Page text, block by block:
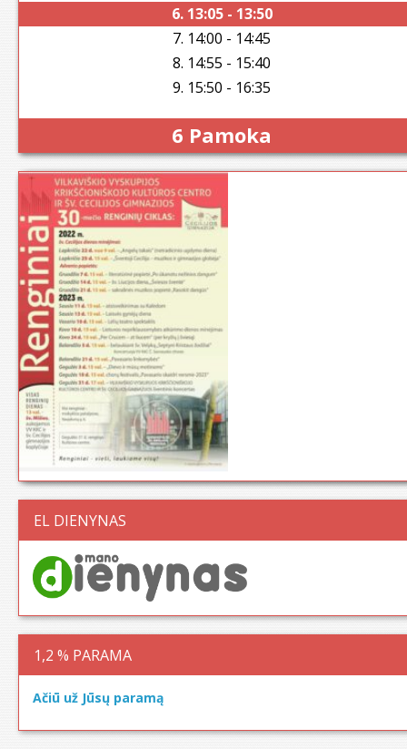
6. 13:05 - 13:50
7. 14:00 - 14:45
8. 14:55 - 15:40
9. 15:50 - 16:35
6 Pamoka
EL DIENYNAS
1,2 % PARAMA
Ačiū už Jūsų paramą